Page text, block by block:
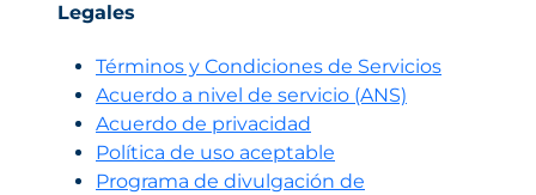
Legales
Términos y Condiciones de Servicios
Acuerdo a nivel de servicio (ANS)
Acuerdo de privacidad
Política de uso aceptable
Programa de divulgación de